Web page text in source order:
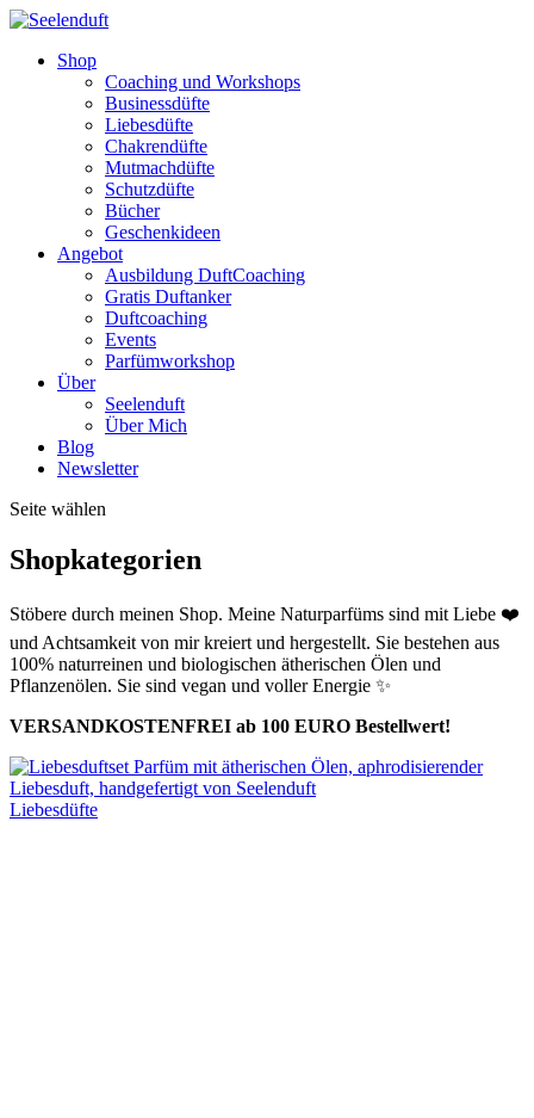
Shop
Coaching und Workshops
Businessdüfte
Liebesdüfte
Chakrendüfte
Mutmachdüfte
Schutzdüfte
Bücher
Geschenkideen
Angebot
Ausbildung DuftCoaching
Gratis Duftanker
Duftcoaching
Events
Parfümworkshop
Über
Seelenduft
Über Mich
Blog
Newsletter
Seite wählen
Shopkategorien
Stöbere durch meinen Shop. Meine Naturparfüms sind mit Liebe ❤️
und Achtsamkeit von mir kreiert und hergestellt. Sie bestehen aus
100% naturreinen und biologischen ätherischen Ölen und
Pflanzenölen. Sie sind vegan und voller Energie ✨
VERSANDKOSTENFREI ab 100 EURO Bestellwert!
Liebesdüfte